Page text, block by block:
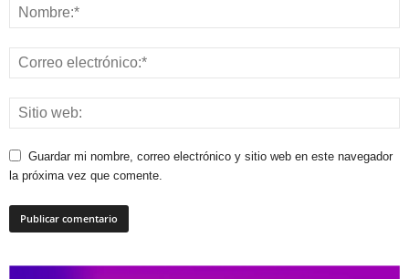
Guardar mi nombre, correo electrónico y sitio web en este navegador
la próxima vez que comente.